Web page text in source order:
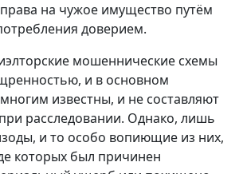
на чужое имущество путём
доверием.
мошеннические схемы
и в основном
известны, и не составляют
расследовании. Однако, лишь
и то особо вопиющие из них,
которых был причинен